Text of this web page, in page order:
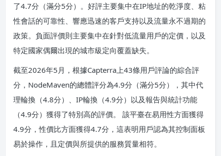
了4.7分（滿分5分）。好評主要集中在IP地址的乾淨度、粘
性會話的可靠性、響應迅速的客戶支持以及流量永不過期的
政策。負面評價則主要集中在針對低流量用戶的定價，以及
特定國家偶爾出現的城市級定向覆蓋缺失。
截至2026年5月，根據Capterra上43條用戶評論的綜合評
分，NodeMaven的總體評分為4.9分（滿分5分），其中代
理輪換（4.8分）、IP輪換（4.9分）以及報告與統計功能
（4.9分）獲得了特別高的評價。 該平臺在易用性方面獲得
4.9分，性價比方面獲得4.7分，這表明用戶認為其控制面板
易於操作，且定價與所提供的服務質量相符。